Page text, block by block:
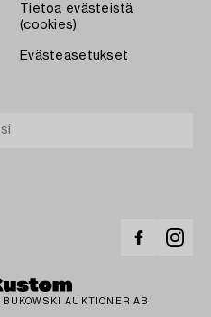
Tietoa evästeistä
(cookies)
Evästeasetukset
AUKTIONER AB